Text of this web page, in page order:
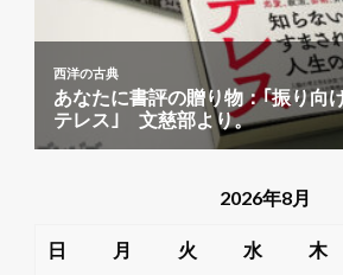
2026年8月
日 月 火 水 木